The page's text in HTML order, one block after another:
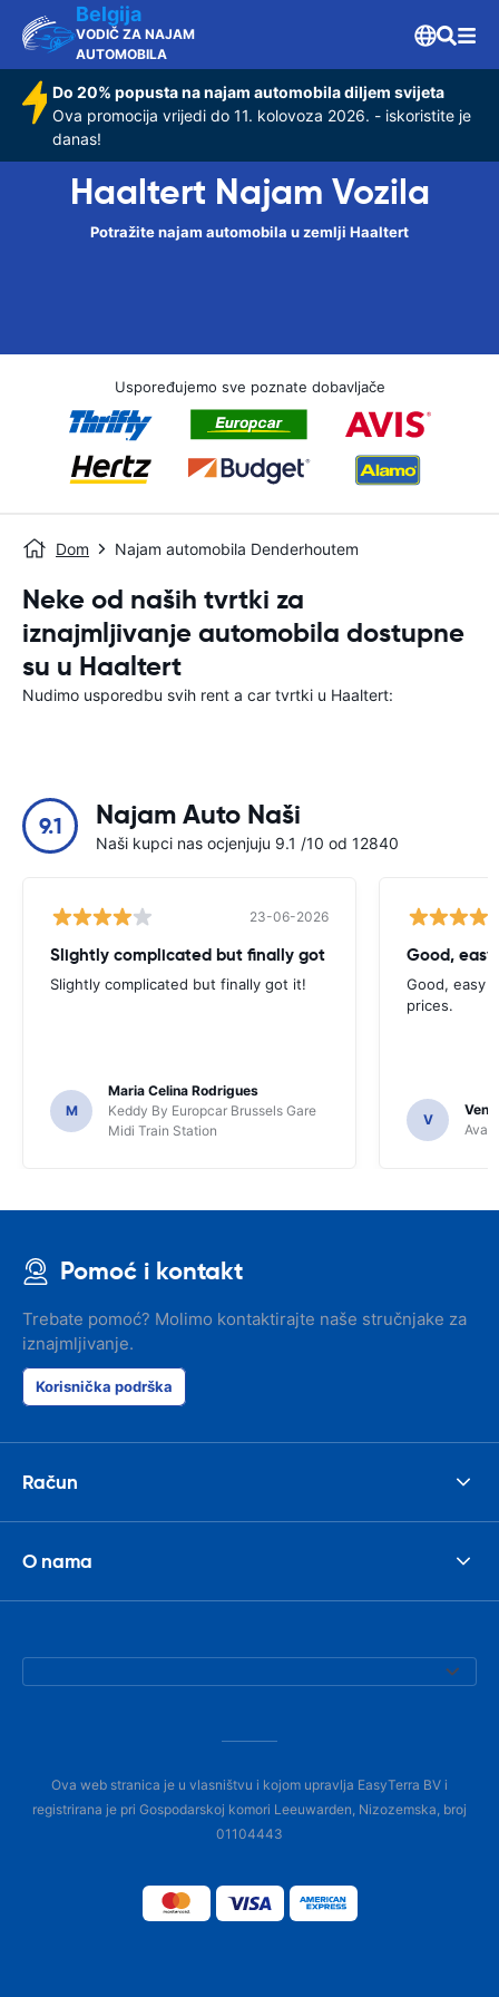
Belgija
VODIČ ZA NAJAM
AUTOMOBILA
Do 20% popusta na najam automobila diljem svijeta
Ova promocija vrijedi do 11. kolovoza 2026. - iskoristite je
danas!
Haaltert Najam Vozila
Potražite najam automobila u zemlji Haaltert
Uspoređujemo sve poznate dobavljače
Dom Najam automobila Denderhoutem
Neke od naših tvrtki za
iznajmljivanje automobila dostupne
su u Haaltert
Nudimo usporedbu svih rent a car tvrtki u Haaltert:
9.1 Najam Auto Naši
Naši kupci nas ocjenjuju 9.1 /10 od 12840
23-06-2026
Slightly complicated but finally got
Slightly complicated but finally got it!
M
Maria Celina Rodrigues
Keddy By Europcar Brussels Gare
Midi Train Station
Good,
Good, easy
prices.
V
Pomoć i kontakt
Trebate pomoć? Molimo kontaktirajte naše stručnjake za
iznajmljivanje.
Korisnička podrška
Račun
O nama
Ova web stranica je u vlasništvu i kojom upravlja EasyTerra BV i
registrirana je pri Gospodarskoj komori Leeuwarden, Nizozemska, broj
01104443